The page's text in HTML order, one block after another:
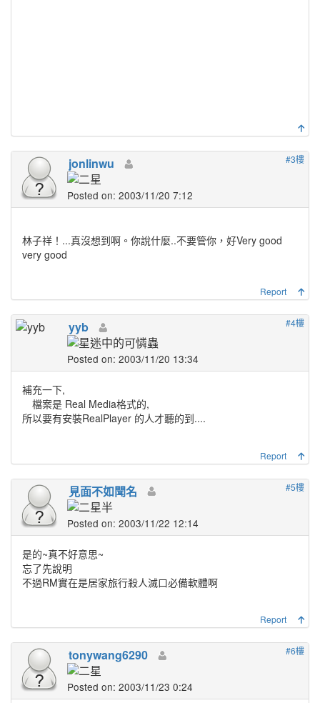
#3樓
jonlinwu
Posted on: 2003/11/20 7:12
林子祥！...真沒想到啊。你說什麼..不要管你，好Very good
very good
Report
#4樓
yyb
Posted on: 2003/11/20 13:34
補充一下,
檔案是 Real Media格式的,
所以要有安裝RealPlayer 的人才聽的到....
Report
#5樓
見面不如聞名
Posted on: 2003/11/22 12:14
是的~真不好意思~
忘了先說明
不過RM實在是居家旅行殺人滅口必備軟體啊
Report
#6樓
tonywang6290
Posted on: 2003/11/23 0:24